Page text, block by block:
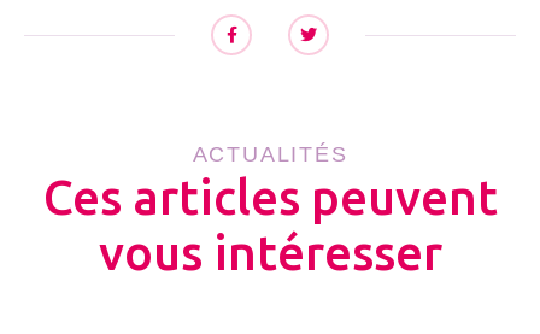
ACTUALITÉS
Ces articles peuvent
vous intéresser